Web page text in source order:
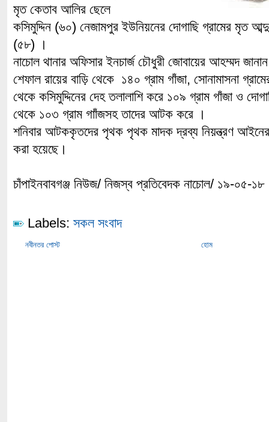
মৃত কেতাব আলির ছেলে
কসিমুদ্দিন (৬০) নেজামপুর ইউনিয়নের দোগাছি গ্রামের মৃত
(৫৮) ।
নাচোল থানার অফিসার ইনচার্জ চৌধুরী জোবায়ের আহম্মদ
শেফাল রায়ের বাড়ি থেকে ১৪০ গ্রাম গাঁজা, সোনামাসনা
থেকে কসিমুদ্দিনের দেহ তলালাশি করে ১০৯ গ্রাম গাঁজা ও
থেকে ১০৩ গ্রাম গাাঁজসহ তাদের আটক করে ।
শনিবার আটককৃতদের পৃথক পৃথক মাদক দ্রব্য নিয়ন্ত্রণ
করা হয়েছে।
চাঁপাইনবাবগঞ্জ নিউজ/ নিজস্ব প্রতিবেদক নাচোল/ ১৯-০৫-১৮
Labels: সকল সংবাদ
নবীনতর পোস্ট হোম